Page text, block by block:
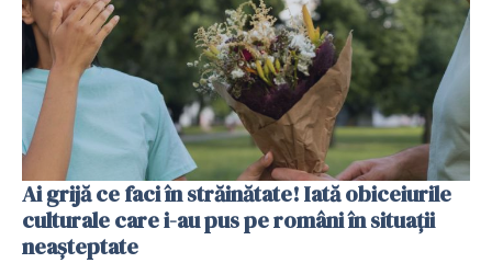
Ai grijă ce faci în străinătate! Iată obiceiurile
culturale care i-au pus pe români în situații
neașteptate